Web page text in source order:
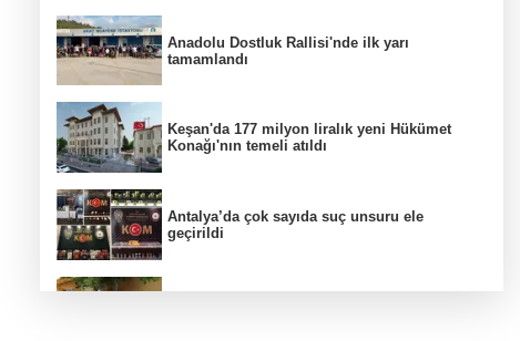
Anadolu Dostluk Rallisi'nde ilk yarı
tamamlandı
Keşan'da 177 milyon liralık yeni Hükümet
Konağı'nın temeli atıldı
Antalya’da çok sayıda suç unsuru ele
geçirildi